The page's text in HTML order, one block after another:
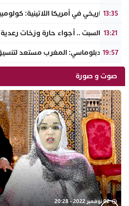
13:35
تحول تاريخي في أمريكا اللاتينية:
13:21
طقس السبت .. أجواء حارة وزخات
19:57
مصدر دبلوماسي: المغرب مستعد
صوت و صورة
02 نوفمبر 2022 - 20:28